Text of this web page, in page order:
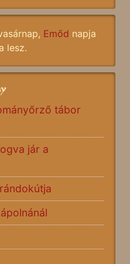
Emőd napja
lesz.
tábor
jár a